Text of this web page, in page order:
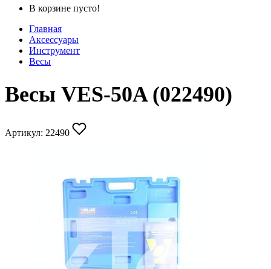
В корзине пусто!
Главная
Аксессуары
Инструмент
Весы
Весы VES-50A (022490)
Артикул: 22490